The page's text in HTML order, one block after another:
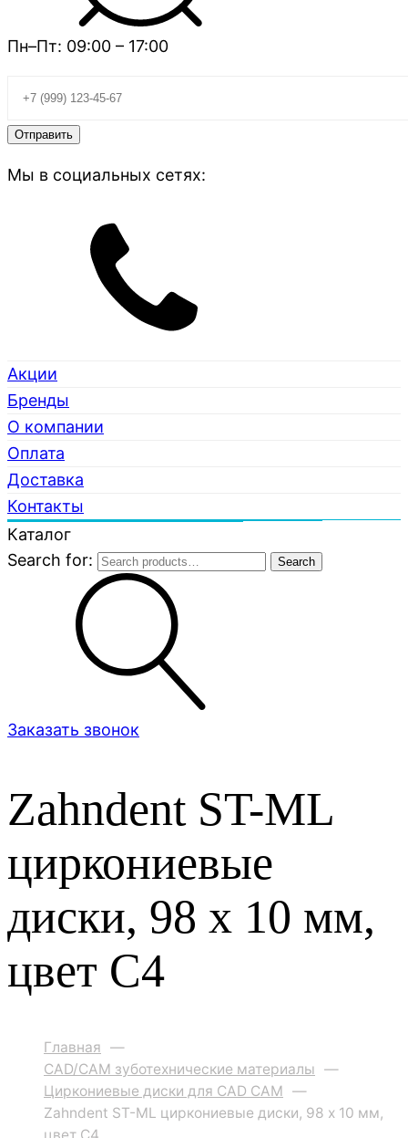
Пн–Пт: 09:00 – 17:00
Мы в социальных сетях:
Акции
Бренды
О компании
Оплата
Доставка
Контакты
Каталог
Search for:
Search
Заказать звонок
Zahndent ST-ML
циркониевые
диски, 98 х 10 мм,
цвет C4
Главная —
CAD/CAM зуботехнические материалы —
Циркониевые диски для CAD CAM —
Zahndent ST-ML циркониевые диски, 98 х 10 мм,